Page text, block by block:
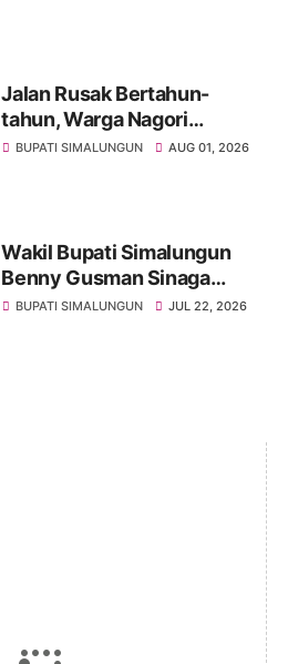
Jalan Rusak Bertahun-
tahun, Warga Nagori
Sibangun Mariah Bergotong
BUPATI SIMALUNGUN AUG 01, 2026
Wakil Bupati Simalungun
Benny Gusman Sinaga
Disebutsebut Terlibat
BUPATI SIMALUNGUN JUL 22, 2026